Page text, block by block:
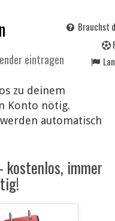
eintragen
Brauchst
zu deinem
Konto nötig.
automatisch
kostenlos, immer